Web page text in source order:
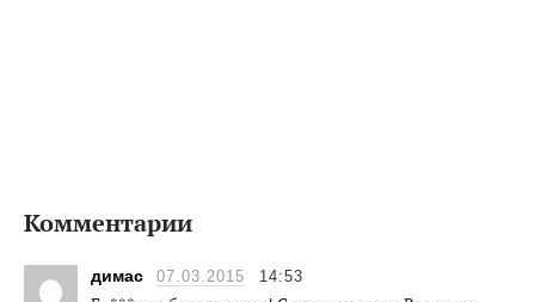
Комментарии
димас 07.03.2015 14:53